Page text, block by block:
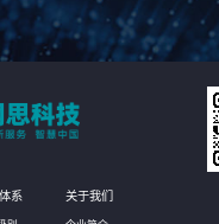
系 关于我们